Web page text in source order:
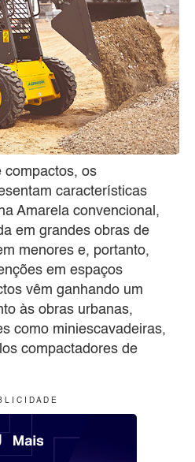
compactos, os
características
Amarela convencional,
em grandes obras de
menores e, portanto,
em espaços
vêm ganhando um
às obras urbanas,
como miniescavadeiras,
compactadores de
L I C I D A D E